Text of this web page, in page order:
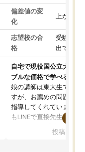
偏差値の変
化
上がった
志望校の合
格
受験して
出ていな
自宅で現役国公立大学生
ブルな価格で学べる
娘の講師は東大生では無
すが、お薦めの問題集や
指導してくれています。
もLINEで直接先生に質問
めれるので、個人に合
投稿日：